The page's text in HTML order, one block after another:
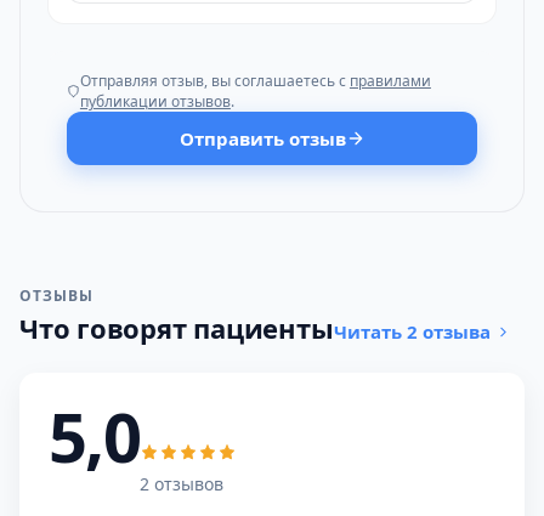
Отправляя отзыв, вы соглашаетесь с правилами
публикации отзывов.
Отправить отзыв
ОТЗЫВЫ
Что говорят пациентыЧитать 2 отзыва
5,0
2 отзывов